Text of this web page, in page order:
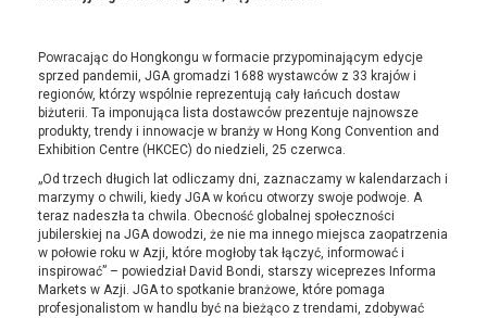
Powracając do Hongkongu w formacie przypominającym edycje
sprzed pandemii, JGA gromadzi 1688 wystawców z 33 krajów i
regionów, którzy wspólnie reprezentują cały łańcuch dostaw
biżuterii. Ta imponująca lista dostawców prezentuje najnowsze
produkty, trendy i innowacje w branży w Hong Kong Convention and
Exhibition Centre (HKCEC) do niedzieli, 25 czerwca.
„Od trzech długich lat odliczamy dni, zaznaczamy w kalendarzach i
marzymy o chwili, kiedy JGA w końcu otworzy swoje podwoje. A
teraz nadeszła ta chwila. Obecność globalnej społeczności
jubilerskiej na JGA dowodzi, że nie ma innego miejsca zaopatrzenia
w połowie roku w Azji, które mogłoby tak łączyć, informować i
inspirować” – powiedział David Bondi, starszy wiceprezes Informa
Markets w Azji. JGA to spotkanie branżowe, które pomaga
profesjonalistom w handlu być na bieżąco z trendami, zdobywać